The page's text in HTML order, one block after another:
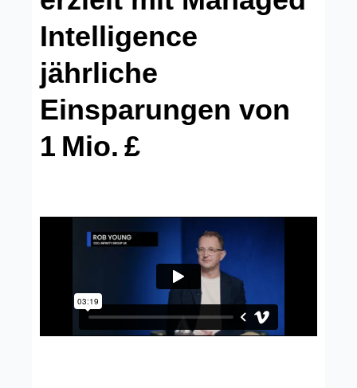
Intelligence
jährliche
Einsparungen von
1 Mio. £